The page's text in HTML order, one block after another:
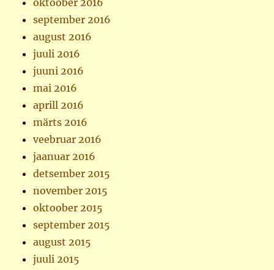
oktoober 2016
september 2016
august 2016
juuli 2016
juuni 2016
mai 2016
aprill 2016
märts 2016
veebruar 2016
jaanuar 2016
detsember 2015
november 2015
oktoober 2015
september 2015
august 2015
juuli 2015